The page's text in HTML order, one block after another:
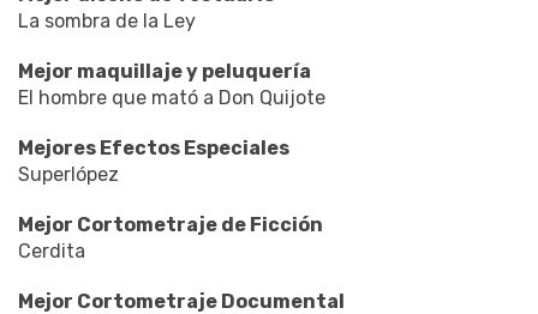
La sombra de la Ley
Mejor maquillaje y peluquería
El hombre que mató a Don Quijote
Mejores Efectos Especiales
Superlópez
Mejor Cortometraje de Ficción
Cerdita
Mejor Cortometraje Documental